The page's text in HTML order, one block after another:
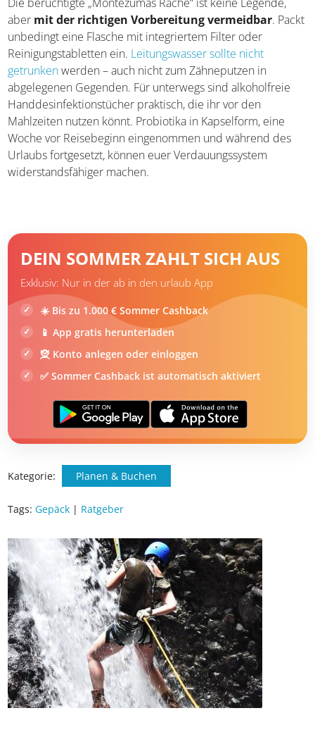
aber mit der richtigen Vorbereitung vermeidbar. Packt
unbedingt eine Flasche mit integriertem Filter oder
Reinigungstabletten ein. Leitungswasser sollte nicht
getrunkenwerden – auch nicht zum Zähneputzen in
abgelegenen Gegenden. Für unterwegs sind alkoholfreie
Handdesinfektionstücher praktisch, die ihr vor den
Mahlzeiten nutzen könnt. Probiotika in Kapselform, eine
Woche vor Reisebeginn eingenommen und während des
Urlaubs fortgesetzt, können euer Verdauungssystem
widerstandsfähiger machen.
DEIN SOMMER ZAHLT SICH AUS
Exklusiv: Nur in der ab in den urlaub App
☀️ Bis zu 1.000 € Sommer Cashback
📱 App gratis herunterladen
🧝 Konto anlegen oder einloggen
✅ Sommer Cashback ist automatisch aktiviert
Kategorie: Planen & Buchen
Tags: Gepäck | Ratgeber